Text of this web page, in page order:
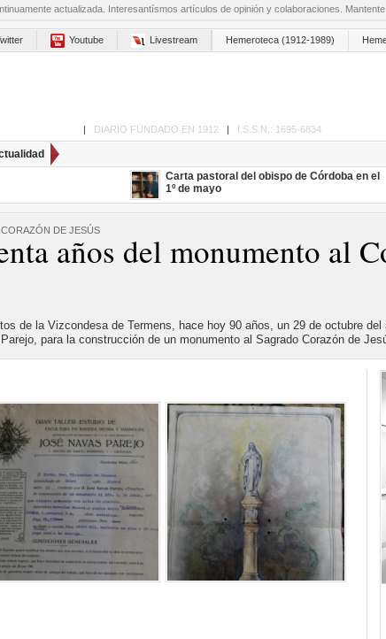
actualizada. Interesantísmos artículos de opinión y colaboraciones.
Youtube Livestream Hemeroteca (1912-1989)
| DIARIO FUNDADO EN 1912 | I.S.S.N.: 1695-6834
Carta pastoral del obispo de Córdoba en el
1º de mayo
DE JESÚS
años del monumento al
de la Vizcondesa de Termens, hace hoy 90 años, un 29 de octubre
para la construcción de un monumento al Sagrado Corazón de